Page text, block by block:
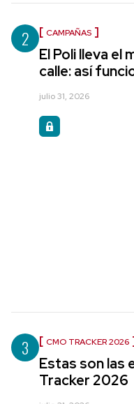
2 CAMPAÑAS
El Poli lleva el
calle: así
julio 31, 2026
3 CMO TRACKER 2026
Estas son las
Tracker 2026